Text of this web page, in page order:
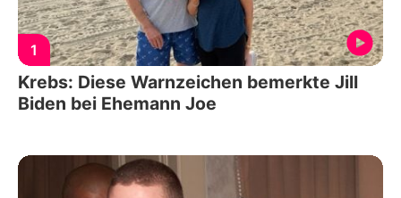
1
Krebs: Diese Warnzeichen bemerkte Jill
Biden bei Ehemann Joe